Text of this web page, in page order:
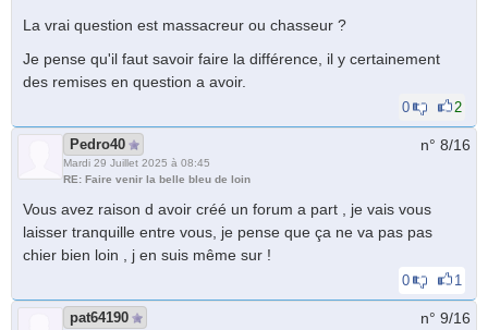
La vrai question est massacreur ou chasseur ?
Je pense qu'il faut savoir faire la différence, il y certainement
des remises en question a avoir.
0 2
Pedro40
Mardi 29 Juillet 2025 à 08:45
RE: Faire venir la belle bleu de loin
n° 8/16
Vous avez raison d avoir créé un forum a part , je vais vous
laisser tranquille entre vous, je pense que ça ne va pas pas
chier bien loin , j en suis même sur !
0 1
pat64190 n° 9/16